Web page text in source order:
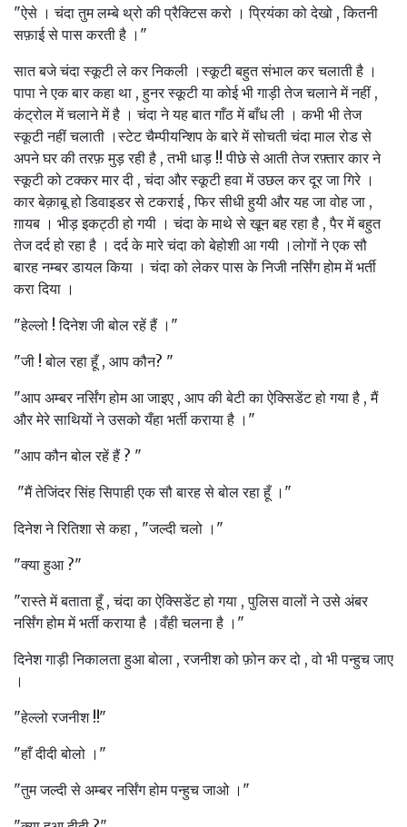
"ऐसे । चंदा तुम लम्बे थ्रो की प्रैक्टिस करो । प्रियंका को देखो , कितनी
सफ़ाई से पास करती है ।"
सात बजे चंदा स्कूटी ले कर निकली ।स्कूटी बहुत संभाल कर चलाती है ।
पापा ने एक बार कहा था , हुनर स्कूटी या कोई भी गाड़ी तेज चलाने में नहीं ,
कंट्रोल में चलाने में है । चंदा ने यह बात गाँठ में बाँध ली । कभी भी तेज
स्कूटी नहीं चलाती ।स्टेट चैम्पीयन्शिप के बारे में सोचती चंदा माल रोड से
अपने घर की तरफ़ मुड़ रही है , तभी धाड़ !! पीछे से आती तेज रफ़्तार कार ने
स्कूटी को टक्कर मार दी , चंदा और स्कूटी हवा में उछल कर दूर जा गिरे ।
कार बेक़ाबू हो डिवाइडर से टकराई , फिर सीधी हुयी और यह जा वोह जा ,
ग़ायब । भीड़ इकट्ठी हो गयी । चंदा के माथे से खून बह रहा है , पैर में बहुत
तेज दर्द हो रहा है । दर्द के मारे चंदा को बेहोशी आ गयी ।लोगों ने एक सौ
बारह नम्बर डायल किया । चंदा को लेकर पास के निजी नर्सिंग होम में भर्ती
करा दिया ।
"हेल्लो ! दिनेश जी बोल रहें हैं ।"
"जी ! बोल रहा हूँ , आप कौन? "
"आप अम्बर नर्सिंग होम आ जाइए , आप की बेटी का ऐक्सिडेंट हो गया है , मैं
और मेरे साथियों ने उसको यँहा भर्ती कराया है ।"
"आप कौन बोल रहें हैं ? "
"मैं तेजिंदर सिंह सिपाही एक सौ बारह से बोल रहा हूँ ।"
दिनेश ने रितिशा से कहा , "जल्दी चलो ।"
"क्या हुआ ?"
"रास्ते में बताता हूँ , चंदा का ऐक्सिडेंट हो गया , पुलिस वालों ने उसे अंबर
नर्सिंग होम में भर्ती कराया है ।वँही चलना है ।"
दिनेश गाड़ी निकालता हुआ बोला , रजनीश को फ़ोन कर दो , वो भी पन्हुच जाए
।
"हेल्लो रजनीश !!"
"हाँ दीदी बोलो ।"
"तुम जल्दी से अम्बर नर्सिंग होम पन्हुच जाओ ।"